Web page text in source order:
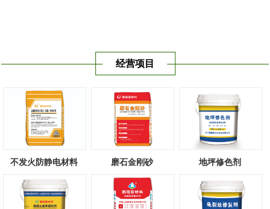
经营项目
不发火防静电材料 磨石金刚砂 地坪修色剂